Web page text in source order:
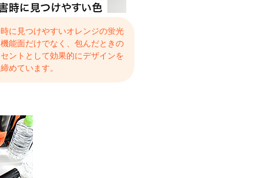
に見つけやすいオレンジの蛍光
能面だけでなく、包んだときの
ントとして効果的にデザインを
めています。